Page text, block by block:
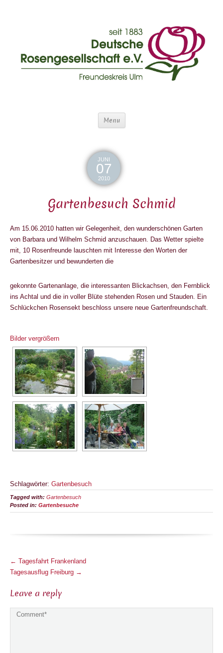
Menu
JUNI
07
2010
Gartenbesuch Schmid
Am 15.06.2010 hatten wir Gelegenheit, den wunderschönen Garten
von Barbara und Wilhelm Schmid anzuschauen. Das Wetter spielte
mit, 10 Rosenfreunde lauschten mit Interesse den Worten der
Gartenbesitzer und bewunderten die
gekonnte Gartenanlage, die interessanten Blickachsen, den Fernblick
ins Achtal und die in voller Blüte stehenden Rosen und Stauden. Ein
Schlückchen Rosensekt beschloss unsere neue Gartenfreundschaft.
Bilder vergrößern
Schlagwörter: Gartenbesuch
Tagged with: Gartenbesuch
Posted in: Gartenbesuche
M
o
e
A
← Tagesfahrt Frankenland
Tagesausflug Freiburg →
Leave a reply